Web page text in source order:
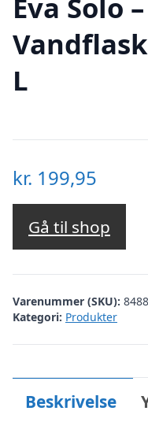
L
kr. 199,95
Gå til shop
Varenummer (SKU):
Kategori: Produkter
Beskrivelse